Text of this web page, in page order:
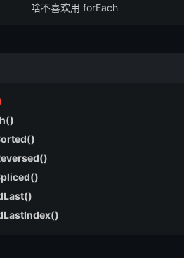
啥不喜欢用 forEach